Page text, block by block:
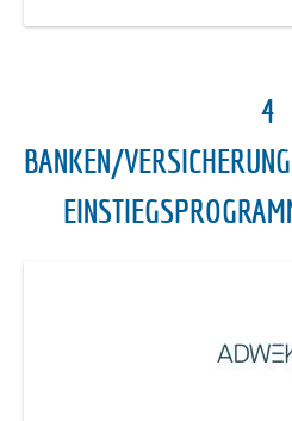
4
BANKEN/